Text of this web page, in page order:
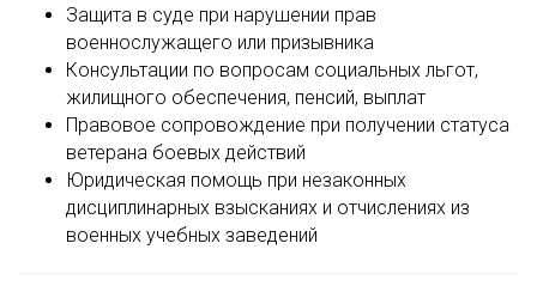
Защита в суде при нарушении прав
военнослужащего или призывника
Консультации по вопросам социальных льгот,
жилищного обеспечения, пенсий, выплат
Правовое сопровождение при получении статуса
ветерана боевых действий
Юридическая помощь при незаконных
дисциплинарных взысканиях и отчислениях из
военных учебных заведений